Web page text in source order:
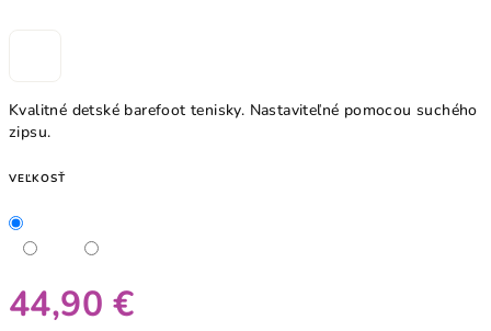
Kvalitné detské barefoot tenisky. Nastaviteľné pomocou suchého
zipsu.
VEĽKOSŤ
44,90 €